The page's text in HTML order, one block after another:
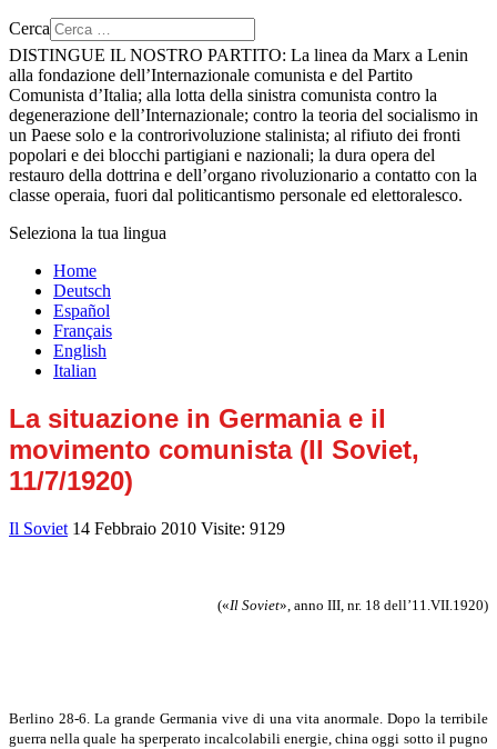
Cerca
DISTINGUE IL NOSTRO PARTITO: La linea da Marx a Lenin
alla fondazione dell’Internazionale comunista e del Partito
Comunista d’Italia; alla lotta della sinistra comunista contro la
degenerazione dell’Internazionale; contro la teoria del socialismo in
un Paese solo e la controrivoluzione stalinista; al rifiuto dei fronti
popolari e dei blocchi partigiani e nazionali; la dura opera del
restauro della dottrina e dell’organo rivoluzionario a contatto con la
classe operaia, fuori dal politicantismo personale ed elettoralesco.
Seleziona la tua lingua
Home
Deutsch
Español
Français
English
Italian
La situazione in Germania e il
movimento comunista (Il Soviet,
11/7/1920)
Il Soviet 14 Febbraio 2010 Visite: 9129
(«Il Soviet», anno III, nr. 18 dell’11.VII.1920)
Berlino 28-6. La grande Germania vive di una vita anormale. Dopo la terribile
guerra nella quale ha sperperato incalcolabili energie, china oggi sotto il pugno